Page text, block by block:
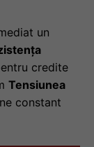
un
credite
Tensiunea
constant